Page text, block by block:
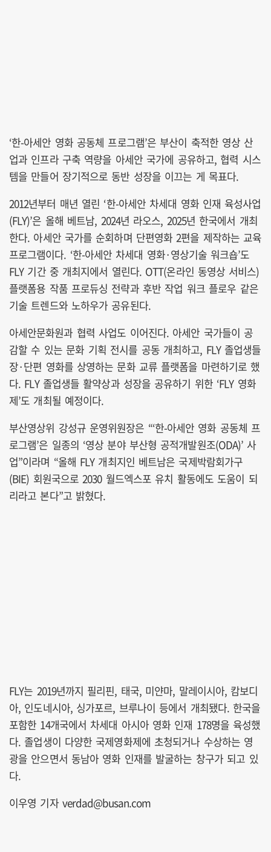
‘한-아세안 영화 공동체 프로그램’은 부산이 축적한 영상 산
업과 인프라 구축 역량을 아세안 국가에 공유하고, 협력 시스
템을 만들어 장기적으로 동반 성장을 이끄는 게 목표다.
2012년부터 매년 열린 ‘한-아세안 차세대 영화 인재 육성사업
(FLY)’은 올해 베트남, 2024년 라오스, 2025년 한국에서 개최
한다. 아세안 국가를 순회하며 단편영화 2편을 제작하는 교육
프로그램이다. ‘한-아세안 차세대 영화·영상기술 워크숍’도
FLY 기간 중 개최지에서 열린다. OTT(온라인 동영상 서비스)
플랫폼용 작품 프로듀싱 전략과 후반 작업 워크 플로우 같은
기술 트렌드와 노하우가 공유된다.
아세안문화원과 협력 사업도 이어진다. 아세안 국가들이 공
감할 수 있는 문화 기획 전시를 공동 개최하고, FLY 졸업생들
장·단편 영화를 상영하는 문화 교류 플랫폼을 마련하기로 했
다. FLY 졸업생들 활약상과 성장을 공유하기 위한 ‘FLY 영화
제’도 개최될 예정이다.
부산영상위 강성규 운영위원장은 “‘한-아세안 영화 공동체 프
로그램’은 일종의 ‘영상 분야 부산형 공적개발원조(ODA)’ 사
업”이라며 “올해 FLY 개최지인 베트남은 국제박람회가구
(BIE) 회원국으로 2030 월드엑스포 유치 활동에도 도움이 되
리라고 본다”고 밝혔다.
FLY는 2019년까지 필리핀, 태국, 미얀마, 말레이시아, 캄보디
아, 인도네시아, 싱가포르, 브루나이 등에서 개최됐다. 한국을
포함한 14개국에서 차세대 아시아 영화 인재 178명을 육성했
다. 졸업생이 다양한 국제영화제에 초청되거나 수상하는 영
광을 안으면서 동남아 영화 인재를 발굴하는 창구가 되고 있
다.
이우영 기자 verdad@busan.com